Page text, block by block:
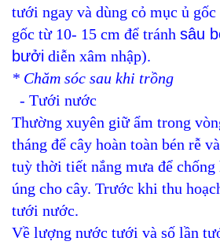
tưới ngay và dùng cỏ mục ủ
gốc từ 10- 15 cm để tránh sâu
bưởi diễn xâm nhập).
* Chăm sóc sau khi trồng
- Tưới nước
Thường xuyên giữ ẩm trong
tháng để cây hoàn toàn bén rễ
tuỳ thời tiết nắng mưa để chống
úng cho cây. Trước khi thu
tưới nước.
Về lượng nước tưới và số lần